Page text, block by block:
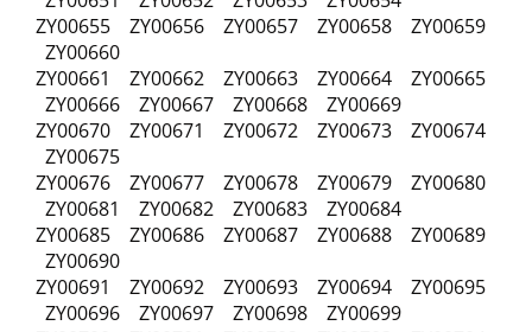
ZY00655 ZY00656 ZY00657 ZY00658 ZY00659
ZY00660
ZY00661 ZY00662 ZY00663 ZY00664 ZY00665
ZY00666 ZY00667 ZY00668 ZY00669
ZY00670 ZY00671 ZY00672 ZY00673 ZY00674
ZY00675
ZY00676 ZY00677 ZY00678 ZY00679 ZY00680
ZY00681 ZY00682 ZY00683 ZY00684
ZY00685 ZY00686 ZY00687 ZY00688 ZY00689
ZY00690
ZY00691 ZY00692 ZY00693 ZY00694 ZY00695
ZY00696 ZY00697 ZY00698 ZY00699